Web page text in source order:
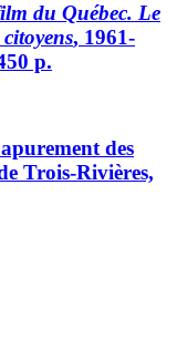
du Québec. Le
, 1961-
p.
des
Trois-Rivières,